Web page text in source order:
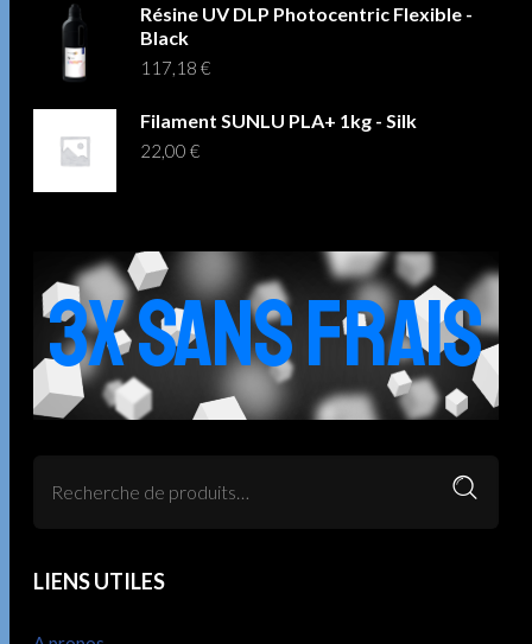
Résine UV DLP Photocentric Flexible -
Black
117,18€
Filament SUNLU PLA+ 1kg - Silk
22,00€
3X SANS FRAIS
LIENS UTILES